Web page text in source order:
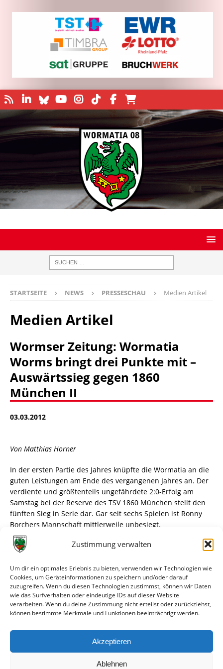
Zustimmung verwalten
Um dir ein optimales Erlebnis zu bieten, verwenden wir Technologien wie
Cookies, um Geräteinformationen zu speichern und/oder darauf
zuzugreifen. Wenn du diesen Technologien zustimmst, können wir Daten
wie das Surfverhalten oder eindeutige IDs auf dieser Website
verarbeiten. Wenn du deine Zustimmung nicht erteilst oder zurückziehst,
können bestimmte Merkmale und Funktionen beeinträchtigt werden.
Akzeptieren
Ablehnen
STARTSEITE NEWS PRESSESCHAU Medien Artikel
Medien Artikel
Wormser Zeitung: Wormatia
Worms bringt drei Punkte mit –
Auswärtssieg gegen 1860
München II
03.03.2012
Von Matthias Horner
In der ersten Partie des Jahres knüpfte die Wormatia an die
guten Leistungen am Ende des vergangenen Jahres an. Der
verdiente und größtenteils ungefährdete 2:0-Erfolg am
Samstag bei der Reserve des TSV 1860 München stellt den
fünften Sieg in Serie dar. Gar seit sechs Spielen ist Ronny
Borchers Mannschaft mittlerweile unbesiegt.
Dementsprechend zeigte sich Borchers anschließend
„zufrieden mit dem Spiel“, seine Elf habe es gegen den
zweite Tor zu machen“.
Dabei hätte die Begegnung im altehrwürdigen Grünwalder
Stadion im Münchner Stadtteil Giesing für die Wormser
Gäste nicht besser beginnen können.
weiterlesen